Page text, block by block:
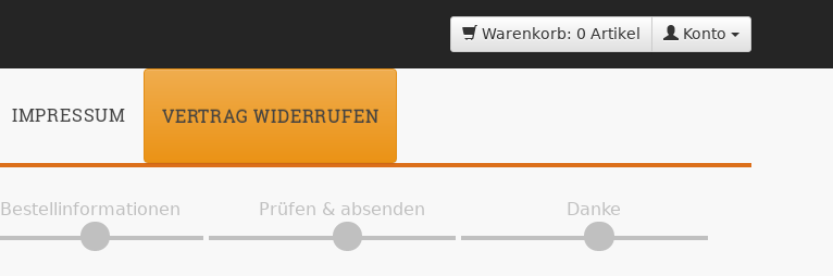
Warenkorb: 0 Artikel Konto
IMPRESSUM VERTRAG WIDERRUFEN
Bestellinformationen Prüfen & absenden Danke